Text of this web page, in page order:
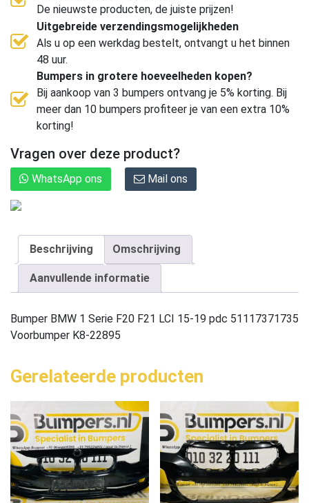
De nieuwste producten, de juiste prijzen!
Uitgebreide verzendingsmogelijkheden
Als u op een werkdag bestelt, ontvangt u het binnen
48 uur.
Bumpers in grotere hoeveelheden kopen?
Bij aankoop van 3 bumpers ontvang je 5% korting. Bij
meer dan 10 bumpers profiteer je van een extra 10%
korting!
Vragen over deze product?
WhatsApp ons Mail ons
Beschrijving Omschrijving
Aanvullende informatie
Bumper BMW 1 Serie F20 F21 LCI 15-19 pdc 51117371735
Voorbumper K8-22895
Gerelateerde producten